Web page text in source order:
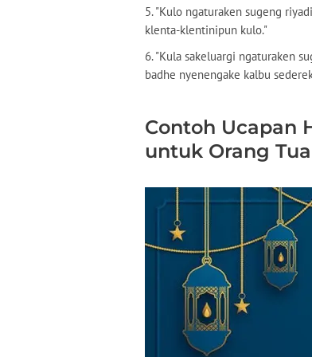
5. "Kulo ngaturaken sugeng
klenta-klentinipun kulo."
6. "Kula sakeluargi ngaturaken
badhe nyenengake kalbu
Contoh Ucapan
untuk Orang Tua